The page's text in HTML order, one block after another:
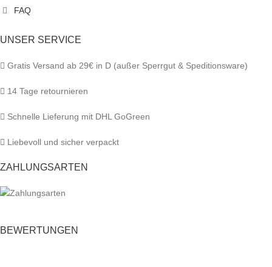
FAQ
UNSER SERVICE
Gratis Versand ab 29€ in D (außer Sperrgut & Speditionsware)
14 Tage retournieren
Schnelle Lieferung mit DHL GoGreen
Liebevoll und sicher verpackt
ZAHLUNGSARTEN
BEWERTUNGEN